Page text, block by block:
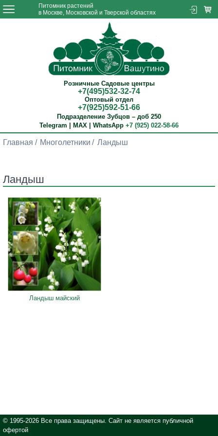
Питомник растений
в Москве, Московской и Тверской областях
Розничные Садовые центры
+7(495)532-32-74
Оптовый отдел
+7(925)592-51-66
Подразделение Зубцов – доб 250
Telegram | MAX | WhatsApp +7 (925) 022-58-66
Главная Многолетники Ландыш
Ландыш
Ландыш майский
© 1995-2026 Все права защищены. Сайт не является публичной
офертой